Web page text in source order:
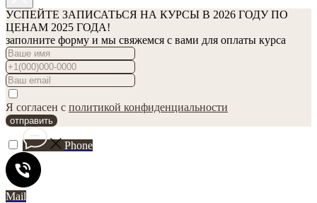
УСПЕЙТЕ ЗАПИСАТЬСЯ НА КУРСЫ В 2026 ГОДУ ПО
ЦЕНАМ 2025 ГОДА!
заполните форму и мы свяжемся с вами для оплаты курса
Я согласен с политикой конфиденциальности
отправить
Phone
Mail